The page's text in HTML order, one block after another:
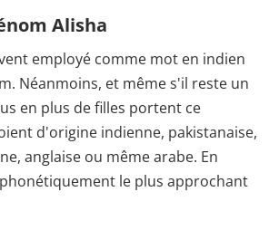
Alisha
employé comme mot en indien
Néanmoins, et même s'il reste un
en plus de filles portent ce
d'origine indienne, pakistanaise,
anglaise ou même arabe. En
le plus approchant